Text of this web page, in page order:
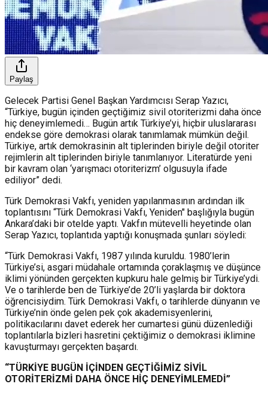
Paylaş
Gelecek Partisi Genel Başkan Yardımcısı Serap Yazıcı,
“Türkiye, bugün içinden geçtiğimiz sivil otoriterizmi daha önce
hiç deneyimlemedi… Bugün artık Türkiye’yi, hiçbir uluslararası
endekse göre demokrasi olarak tanımlamak mümkün değil.
Türkiye, artık demokrasinin alt tiplerinden biriyle değil otoriter
rejimlerin alt tiplerinden biriyle tanımlanıyor. Literatürde yeni
bir kavram olan ‘yarışmacı otoriterizm’ olgusuyla ifade
ediliyor” dedi.
Türk Demokrasi Vakfı, yeniden yapılanmasının ardından ilk
toplantısını “Türk Demokrasi Vakfı, Yeniden" başlığıyla bugün
Ankara’daki bir otelde yaptı. Vakfın mütevelli heyetinde olan
Serap Yazıcı, toplantıda yaptığı konuşmada şunları söyledi:
“Türk Demokrasi Vakfı, 1987 yılında kuruldu. 1980’lerin
Türkiye’si, asgari müdahale ortamında çoraklaşmış ve düşünce
iklimi yönünden gerçekten kupkuru hale gelmiş bir Türkiye’ydi.
Ve o tarihlerde ben de Türkiye’de 20’li yaşlarda bir doktora
öğrencisiydim. Türk Demokrasi Vakfı, o tarihlerde dünyanın ve
Türkiye’nin önde gelen pek çok akademisyenlerini,
politikacılarını davet ederek her cumartesi günü düzenlediği
toplantılarla bizleri hasretini çektiğimiz o demokrasi iklimine
kavuşturmayı gerçekten başardı.
“TÜRKİYE BUGÜN İÇİNDEN GEÇTİĞİMİZ SİVİL
OTORİTERİZMİ DAHA ÖNCE HİÇ DENEYİMLEMEDİ”